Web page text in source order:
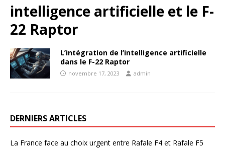
intelligence artificielle et le F-
22 Raptor
L’intégration de l’intelligence artificielle
dans le F-22 Raptor
novembre 17, 2023 admin
DERNIERS ARTICLES
La France face au choix urgent entre Rafale F4 et Rafale F5